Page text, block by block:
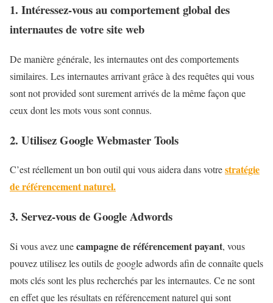
1. Intéressez-vous au comportement global des
internautes de votre site web
De manière générale, les internautes ont des comportements
similaires. Les internautes arrivant grâce à des requêtes qui vous
sont not provided sont surement arrivés de la même façon que
ceux dont les mots vous sont connus.
2. Utilisez Google Webmaster Tools
C’est réellement un bon outil qui vous aidera dans votrestratégie
de référencement naturel.
3. Servez-vous de Google Adwords
Si vous avez unecampagne de référencement payant, vous
pouvez utilisez les outils de google adwords afin de connaîte quels
mots clés sont les plus recherchés par les internautes. Ce ne sont
en effet que les résultats en référencement naturel qui sont